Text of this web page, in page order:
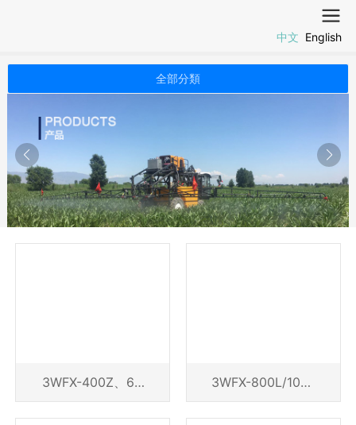
中文 English
全部分類
3WFX-400Z、60
0Z、600Z1、600
3WFX-800L/1000
L